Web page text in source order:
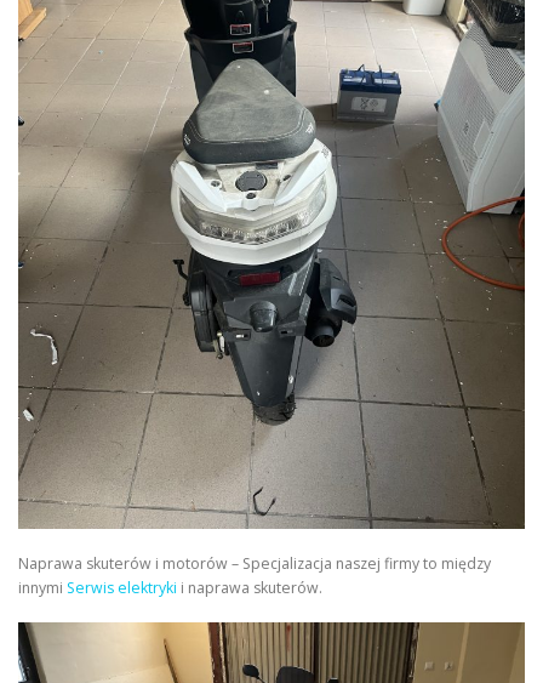
Naprawa skuterów i motorów – Specjalizacja naszej firmy to między
innymi Serwis elektryki i naprawa skuterów.